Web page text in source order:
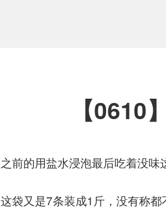
【0610
之前的用盐水浸泡最后吃着没
这袋又是7条装成1斤，没有称